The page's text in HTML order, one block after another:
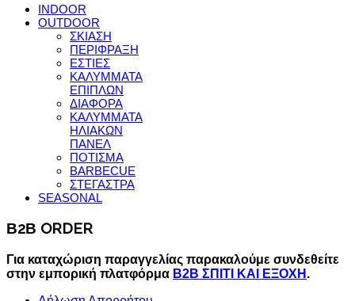
INDOOR
OUTDOOR
ΣΚΙΑΣΗ
ΠΕΡΙΦΡΑΞΗ
ΕΣΤΙΕΣ
ΚΑΛΥΜΜΑΤΑ
ΕΠΙΠΛΩΝ
ΔΙΑΦΟΡΑ
ΚΑΛΥΜΜΑΤΑ
ΗΛΙΑΚΩΝ
ΠΑΝΕΛ
ΠΟΤΙΣΜΑ
BARBECUE
ΣΤΕΓΑΣΤΡΑ
SEASONAL
Β2Β ORDER
Για καταχώριση παραγγελίας παρακαλούμε συνδεθείτε
στην εμπορική πλατφόρμα B2B ΣΠΙΤΙ ΚΑΙ ΕΞΟΧΗ .